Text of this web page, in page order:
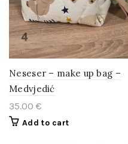
Neseser – make up bag –
Medvjedić
35.00 €
Add to cart